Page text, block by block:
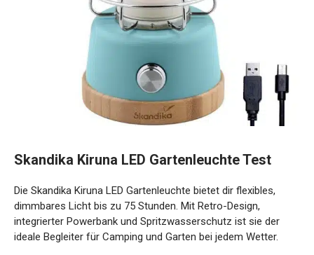
Skandika Kiruna LED Gartenleuchte Test
Die Skandika Kiruna LED Gartenleuchte bietet dir flexibles,
dimmbares Licht bis zu 75 Stunden. Mit Retro-Design,
integrierter Powerbank und Spritzwasserschutz ist sie der
ideale Begleiter für Camping und Garten bei jedem Wetter.